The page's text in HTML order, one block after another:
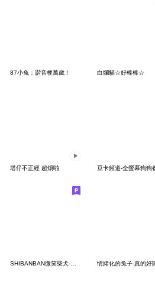
87小兔：諧音梗萬歲 ! 白爛貓☆好棒棒☆
塔仔不正經 超煩啪
SHIBANBAN微笑柴犬-廢柴寶寶日常 情緒化的兔子-真的好